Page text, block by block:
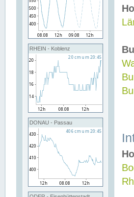
RHEIN - Koblenz
DONAU - Passau